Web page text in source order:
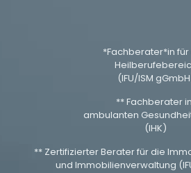
*Fachberater*in
(IFU/ISM
** Fachberater
ambulanten
(IHK)
** Zertifizierter Berater für die
und Immobilienverwaltung